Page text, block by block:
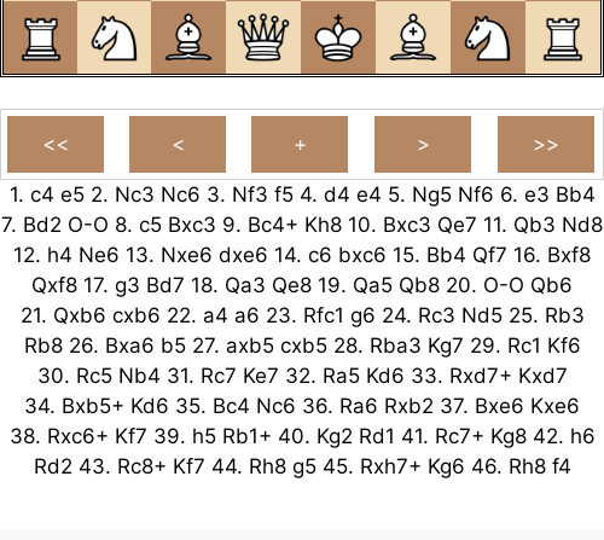
1. c4 e5 2. Nc3 Nc6 3. Nf3 f5 4. d4 e4 5. Ng5 Nf6 6. e3 Bb4
7. Bd2 O-O 8. c5 Bxc3 9. Bc4+ Kh8 10. Bxc3 Qe7 11. Qb3 Nd8
12. h4 Ne6 13. Nxe6 dxe6 14. c6 bxc6 15. Bb4 Qf7 16. Bxf8
Qxf8 17. g3 Bd7 18. Qa3 Qe8 19. Qa5 Qb8 20. O-O Qb6
21. Qxb6 cxb6 22. a4 a6 23. Rfc1 g6 24. Rc3 Nd5 25. Rb3
Rb8 26. Bxa6 b5 27. axb5 cxb5 28. Rba3 Kg7 29. Rc1 Kf6
30. Rc5 Nb4 31. Rc7 Ke7 32. Ra5 Kd6 33. Rxd7+ Kxd7
34. Bxb5+ Kd6 35. Bc4 Nc6 36. Ra6 Rxb2 37. Bxe6 Kxe6
38. Rxc6+ Kf7 39. h5 Rb1+ 40. Kg2 Rd1 41. Rc7+ Kg8 42. h6
Rd2 43. Rc8+ Kf7 44. Rh8 g5 45. Rxh7+ Kg6 46. Rh8 f4